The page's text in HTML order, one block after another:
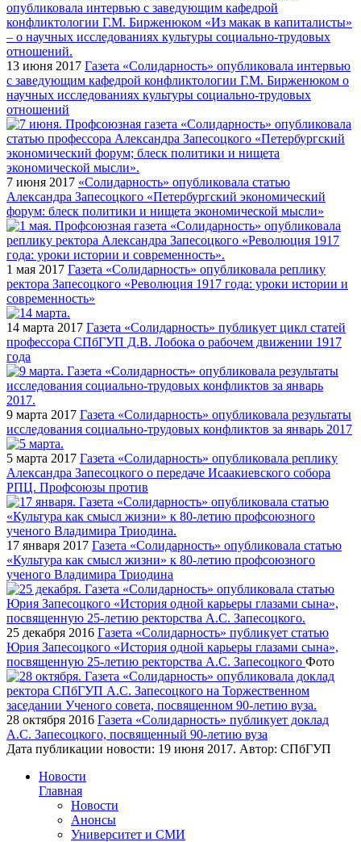
13 июня 2017 Газета «Солидарность» опубликовала интервью
с заведующим кафедрой конфликтологии Г.М. Бирженюком о
научных исследованиях культуры социально-трудовых
отношений
7 июня 2017 «Солидарность» опубликовала статью
Александра Запесоцкого «Петербургский экономический
форум: блеск политики и нищета экономической мысли»
1 мая 2017 Газета «Солидарность» опубликовала реплику
ректора Запесоцкого «Революция 1917 года: уроки истории и
современность»
14 марта 2017 Газета «Солидарность» публикует цикл статей
профессора СПбГУП Д.В. Лобока о рабочем движении 1917
года
9 марта 2017 Газета «Солидарность» опубликовала результаты
исследования социально-трудовых конфликтов за январь 2017
5 марта 2017 Газета «Солидарность» опубликовала реплику
Александра Запесоцкого о передаче Исаакиевского собора
РПЦ. Профсоюзы против
17 января 2017 Газета «Солидарность» опубликовала статью
«Культура как смысл жизни» к 80-летию профсоюзного
ученого Владимира Триодина
25 декабря 2016 Газета «Солидарность» публикует статью
Юрия Запесоцкого «История одной карьеры глазами сына»,
посвященную 25-летию ректорства А.С. Запесоцкого Фото
28 октября 2016 Газета «Солидарность» публикует доклад
А.С. Запесоцкого, посвященный 90-летию вуза
Дата публикации новости: 19 июня 2017. Автор: СПбГУП
Новости
Главная
Новости
Анонсы
Университет и СМИ